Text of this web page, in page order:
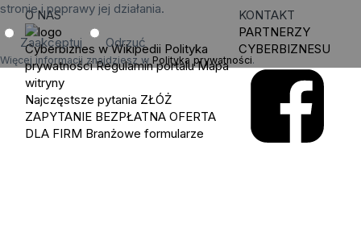
stronie i poprawy jej działania.
Zaakceptuj Odrzuć
Więcej informacji znajdziesz w Polityka prywatności.
O NAS
Cyberbiznes w Wikipedii Polityka
prywatności Regulamin portalu Mapa
witryny
Najczęstsze pytania ZŁÓŻ
ZAPYTANIE BEZPŁATNA OFERTA
DLA FIRM Branżowe formularze
KONTAKT
PARTNERZY
CYBERBIZNESU